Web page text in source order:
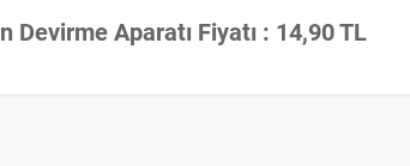
Devirme Aparatı Fiyatı : 14,90 TL